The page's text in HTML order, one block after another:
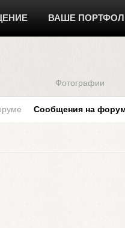
ВАШЕ
Фотографии
Сообщения на